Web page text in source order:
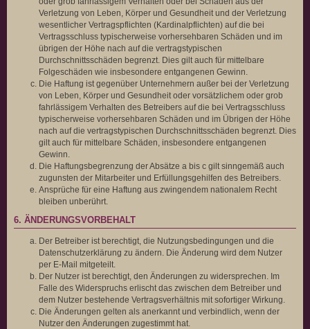
Verletzung von Leben, Körper und Gesundheit und der Verletzung
wesentlicher Vertragspflichten (Kardinalpflichten) auf die bei
Vertragsschluss typischerweise vorhersehbaren Schäden und im
übrigen der Höhe nach auf die vertragstypischen
Durchschnittsschäden begrenzt. Dies gilt auch für mittelbare
Folgeschäden wie insbesondere entgangenen Gewinn.
Die Haftung ist gegenüber Unternehmern außer bei der Verletzung
von Leben, Körper und Gesundheit oder vorsätzlichem oder grob
fahrlässigem Verhalten des Betreibers auf die bei Vertragsschluss
typischerweise vorhersehbaren Schäden und im Übrigen der Höhe
nach auf die vertragstypischen Durchschnittsschäden begrenzt. Dies
gilt auch für mittelbare Schäden, insbesondere entgangenen
Gewinn.
Die Haftungsbegrenzung der Absätze a bis c gilt sinngemäß auch
zugunsten der Mitarbeiter und Erfüllungsgehilfen des Betreibers.
Ansprüche für eine Haftung aus zwingendem nationalem Recht
bleiben unberührt.
6. ÄNDERUNGSVORBEHALT
Der Betreiber ist berechtigt, die Nutzungsbedingungen und die
Datenschutzerklärung zu ändern. Die Änderung wird dem Nutzer
per E-Mail mitgeteilt.
Der Nutzer ist berechtigt, den Änderungen zu widersprechen. Im
Falle des Widerspruchs erlischt das zwischen dem Betreiber und
dem Nutzer bestehende Vertragsverhältnis mit sofortiger Wirkung.
Die Änderungen gelten als anerkannt und verbindlich, wenn der
Nutzer den Änderungen zugestimmt hat.